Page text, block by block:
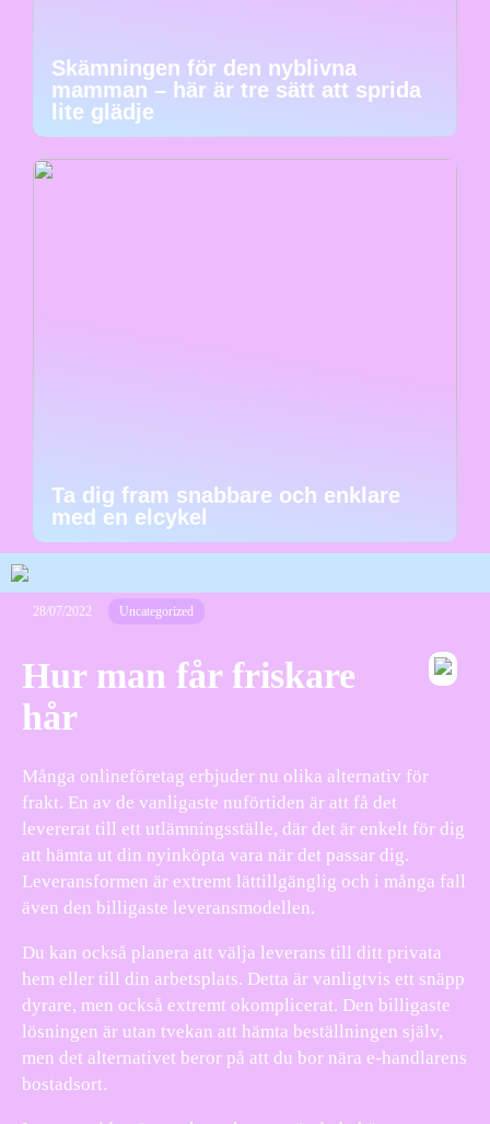
Skämningen för den nyblivna
mamman – här är tre sätt att sprida
lite glädje
Ta dig fram snabbare och enklare
med en elcykel
28/07/2022 Uncategorized
Hur man får friskare
hår
Många onlineföretag erbjuder nu olika alternativ för
frakt. En av de vanligaste nuförtiden är att få det
levererat till ett utlämningsställe, där det är enkelt för dig
att hämta ut din nyinköpta vara när det passar dig.
Leveransformen är extremt lättillgänglig och i många fall
även den billigaste leveransmodellen.
Du kan också planera att välja leverans till ditt privata
hem eller till din arbetsplats. Detta är vanligtvis ett snäpp
dyrare, men också extremt okomplicerat. Den billigaste
lösningen är utan tvekan att hämta beställningen själv,
men det alternativet beror på att du bor nära e-handlarens
bostadsort.